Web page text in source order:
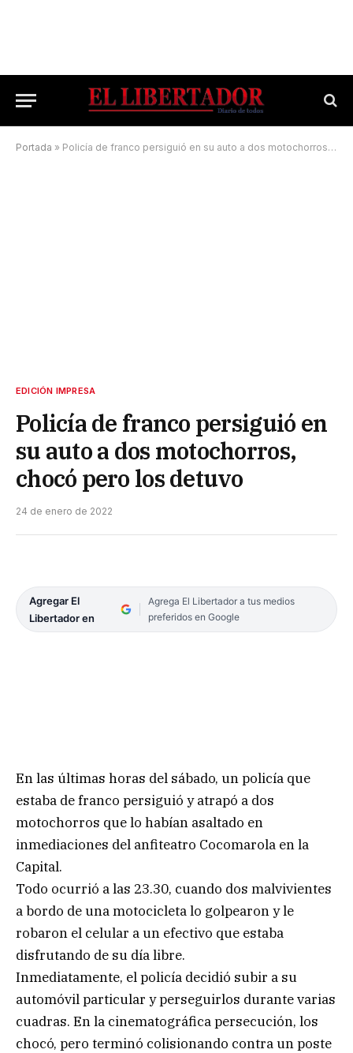
Portada » Policía de franco persiguió en su auto a dos motochorros, chocó pero los detuvo
EDICIÓN IMPRESA
Policía de franco persiguió en
su auto a dos motochorros,
chocó pero los detuvo
24 de enero de 2022
Agregar El
Libertador en
Agrega El Libertador a tus medios
preferidos en Google
En las últimas horas del sábado, un policía que
estaba de franco persiguió y atrapó a dos
motochorros que lo habían asaltado en
inmediaciones del anfiteatro Cocomarola en la
Capital.
Todo ocurrió a las 23.30, cuando dos malvivientes
a bordo de una motocicleta lo golpearon y le
robaron el celular a un efectivo que estaba
disfrutando de su día libre.
Inmediatamente, el policía decidió subir a su
automóvil particular y perseguirlos durante varias
cuadras. En la cinematográfica persecución, los
chocó, pero terminó colisionando contra un poste